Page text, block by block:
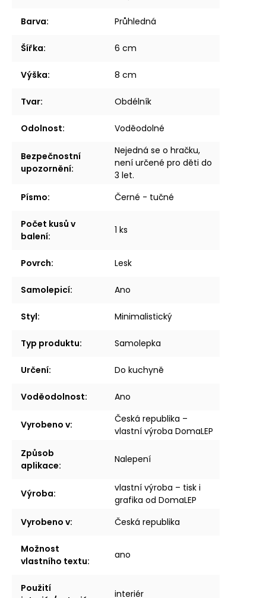
Barva: Průhledná
Šířka: 6 cm
Výška: 8 cm
Tvar: Obdélník
Odolnost: Voděodolné
Bezpečnostní
upozornění:
Nejedná se o hračku,
není určené pro děti do
3 let.
Písmo: Černé - tučné
Počet kusů v
balení:
1 ks
Povrch: Lesk
Samolepicí: Ano
Styl: Minimalistický
Typ produktu: Samolepka
Určení: Do kuchyně
Voděodolnost: Ano
Vyrobeno v:
Česká republika –
vlastní výroba DomaLEP
Způsob
aplikace:
Nalepení
Výroba:
vlastní výroba – tisk i
grafika od DomaLEP
Vyrobeno v: Česká republika
Možnost
vlastního textu:
ano
Použití
interiér